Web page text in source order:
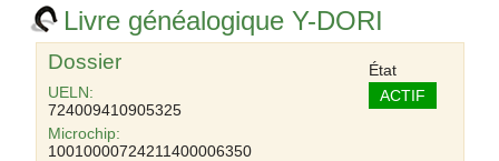
Livre généalogique Y-DORI
Dossier
UELN:
724009410905325
Microchip:
10010000724211400006350
État
ACTIF